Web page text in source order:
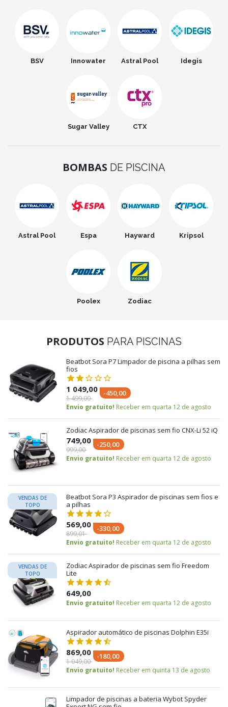
BSV Innowater Astral Pool Idegis
Sugar Valley CTX
BOMBAS DE PISCINA
Astral Pool Espa Hayward Kripsol
Poolex Zodiac
PRODUTOS PARA PISCINAS
Beatbot Sora P7 Limpador de piscina a pilhas sem
fios
1 049,00
1 499,00
-450,00
Envio gratuito! Receber em quarta 12 de agosto
Zodiac Aspirador de piscinas sem fio CNX-Li 52 iQ
749,00
999,00
-250,00
Envio gratuito! Receber em quarta 12 de agosto
VENDAS DE
TOPO
Beatbot Sora P3 Aspirador de piscinas sem fios e
a pilhas
569,00
899,01
-330,00
Envio gratuito! Receber em quarta 12 de agosto
VENDAS DE
TOPO
Zodiac Aspirador de piscinas sem fio Freedom
Lite
649,00
Envio gratuito! Receber em quarta 12 de agosto
Aspirador automático de piscinas Dolphin E35i
869,00
1 049,00
-180,00
Envio gratuito! Receber em quinta 13 de agosto
Limpador de piscinas a bateria Wybot Spyder